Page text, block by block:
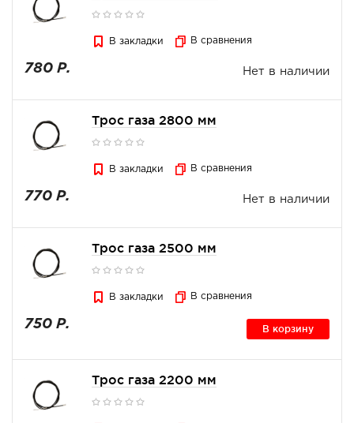
В закладки В сравнения
780 Р. Нет в наличии
Трос газа 2800 мм
В закладки В сравнения
770 Р. Нет в наличии
Трос газа 2500 мм
В закладки В сравнения
750 Р. В корзину
Трос газа 2200 мм